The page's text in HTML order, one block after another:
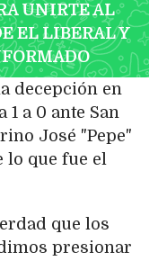
UNIRTE AL
EL LIBERAL Y
decepción en
a 0 ante San
José "Pepe"
lo que fue el
que los
presionar